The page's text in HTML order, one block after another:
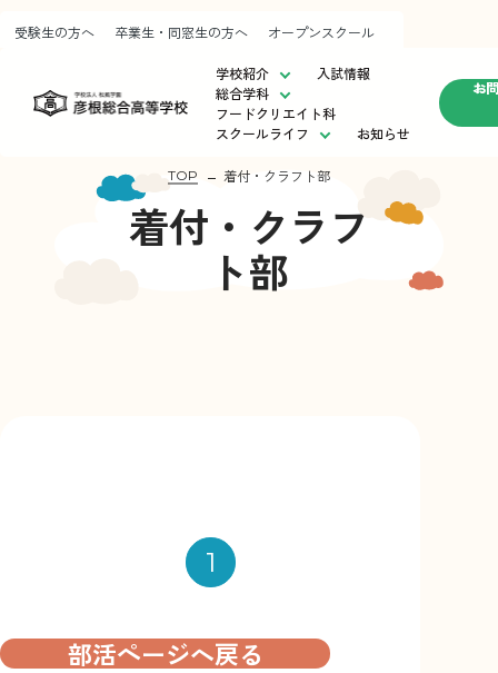
受験生の方へ 卒業生・同窓生の方へ オープンスクール
学校紹介
入試情報
総合学科
フードクリエイト科
スクールライフ
お知らせ
お
校長挨拶
運営方針・教育目標
彦根総合⾼等学校の歩み
部活動
施設紹介
サイトマップリンク
TOP 着付・クラフト部
着付・クラフ
ト部
1
部活ページへ戻る